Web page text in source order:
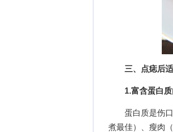
三、点痣后
1.富含蛋白质
蛋白质是伤口
煮最佳）、瘦肉